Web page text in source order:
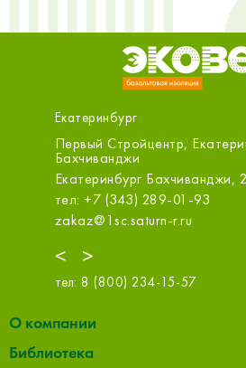
Екатеринбург
<
Первый Стройцентр,
Бахчиванджи
Екатеринбург Бахчиванджи,
тел: +7 (343) 289-01-93
zakaz@1sc.saturn-r.ru
>
тел: 8 (800) 234-15-57
О компании
Библиотека